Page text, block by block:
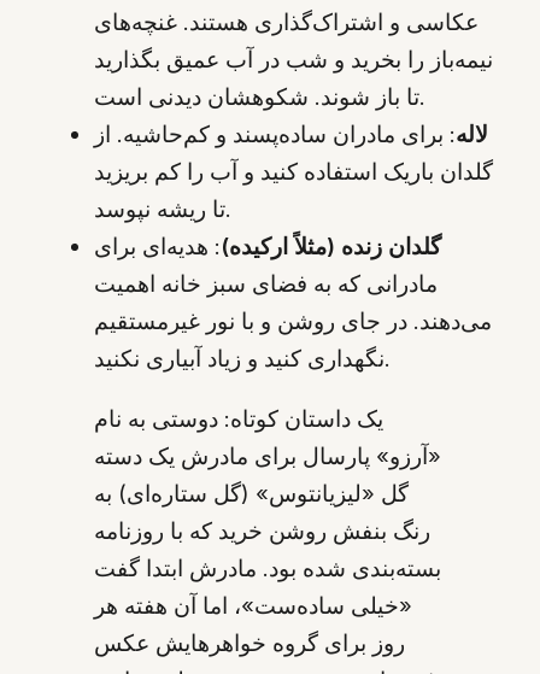
عکاسی و اشتراک‌گذاری هستند. غنچه‌های
نیمه‌باز را بخرید و شب در آب عمیق بگذارید
تا باز شوند. شکوهشان دیدنی است.
لاله: برای مادران ساده‌پسند و کم‌حاشیه. از
گلدان باریک استفاده کنید و آب را کم بریزید
تا ریشه نپوسد.
گلدان زنده (مثلاً ارکیده): هدیه‌ای برای
مادرانی که به فضای سبز خانه اهمیت
می‌دهند. در جای روشن و با نور غیرمستقیم
نگهداری کنید و زیاد آبیاری نکنید.
یک داستان کوتاه: دوستی به نام
«آرزو» پارسال برای مادرش یک دسته
گل «لیزیانتوس» (گل ستاره‌ای) به
رنگ بنفش روشن خرید که با روزنامه
بسته‌بندی شده بود. مادرش ابتدا گفت
«خیلی ساده‌ست»، اما آن هفته هر
روز برای گروه خواهرهایش عکس